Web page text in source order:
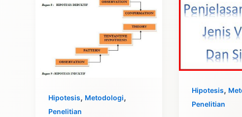
Hipotesis, Metodologi,
Penelitian
Hipotesis,
Penelitian